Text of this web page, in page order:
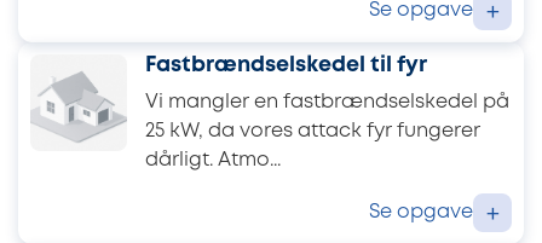
Se opgave +
Fastbrændselskedel til fyr
Vi mangler en fastbrændselskedel på
25 kW, da vores attack fyr fungerer
dårligt. Atmo...
Se opgave +